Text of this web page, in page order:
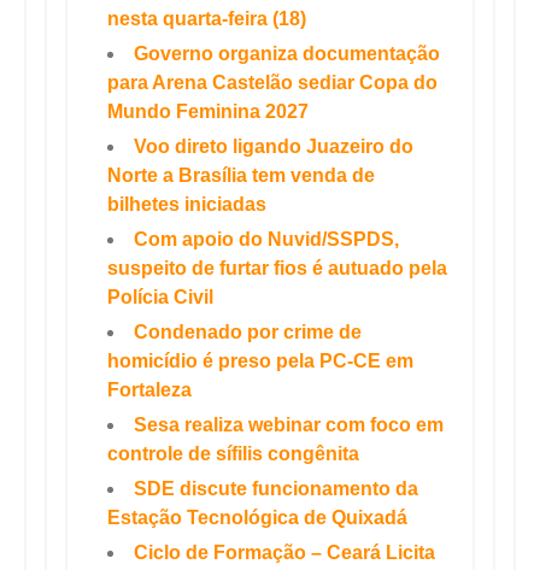
nesta quarta-feira (18)
Governo organiza documentação
para Arena Castelão sediar Copa do
Mundo Feminina 2027
Voo direto ligando Juazeiro do
Norte a Brasília tem venda de
bilhetes iniciadas
Com apoio do Nuvid/SSPDS,
suspeito de furtar fios é autuado pela
Polícia Civil
Condenado por crime de
homicídio é preso pela PC-CE em
Fortaleza
Sesa realiza webinar com foco em
controle de sífilis congênita
SDE discute funcionamento da
Estação Tecnológica de Quixadá
Ciclo de Formação – Ceará Licita